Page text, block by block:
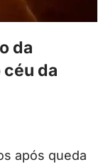
da
da
após queda